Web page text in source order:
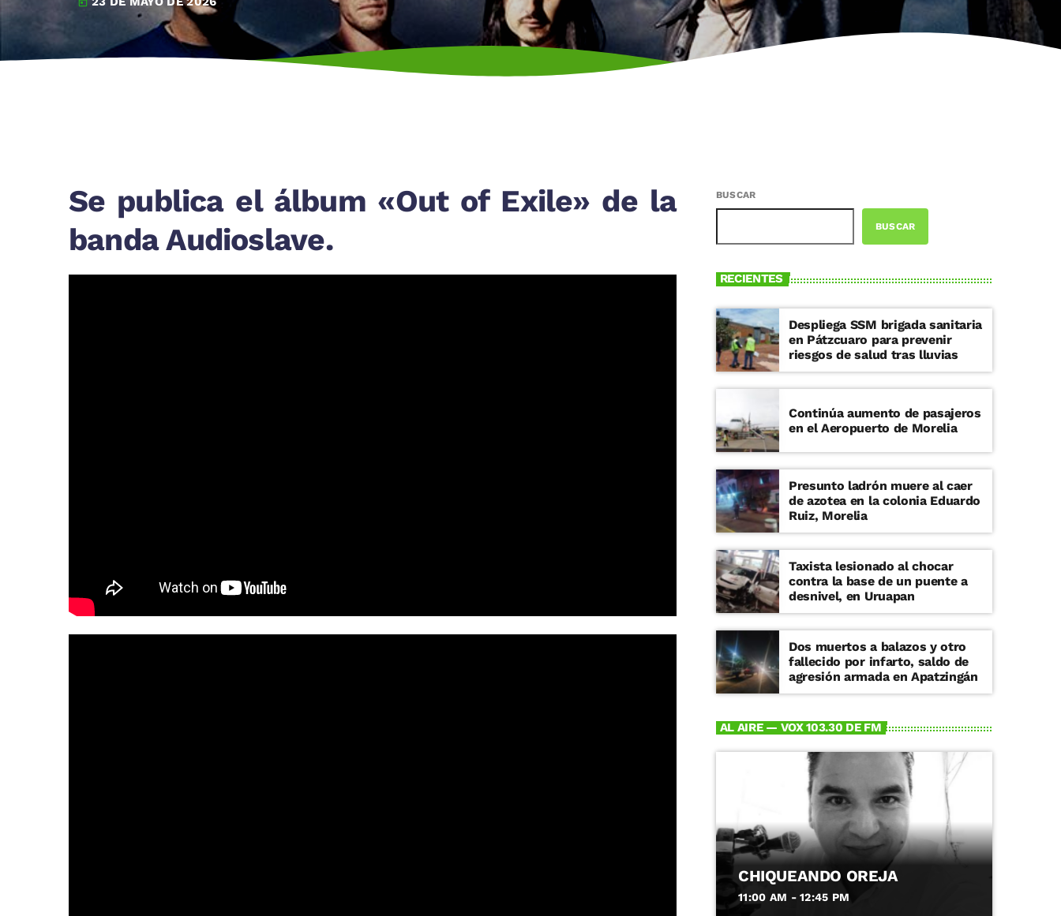
today
Se publica el álbum «Out of Exile» de la
banda Audioslave.
BUSCAR
BUSCAR
RECIENTES
Despliega SSM brigada sanitaria
en Pátzcuaro para prevenir
riesgos de salud tras lluvias
Continúa aumento de pasajeros
en el Aeropuerto de Morelia
Presunto ladrón muere al caer
de azotea en la colonia Eduardo
Ruiz, Morelia
Taxista lesionado al chocar
contra la base de un puente a
desnivel, en Uruapan
Dos muertos a balazos y otro
fallecido por infarto, saldo de
agresión armada en Apatzingán
AL AIRE — VOX 103.30 DE FM
CHIQUEANDO OREJA
11:00 AM - 12:45 PM